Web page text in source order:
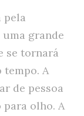
pela
grande
se tornará
tempo. A
de pessoa
para olho. A